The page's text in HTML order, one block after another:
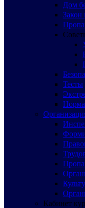
Дом
Закон
Тесты
Кабинет